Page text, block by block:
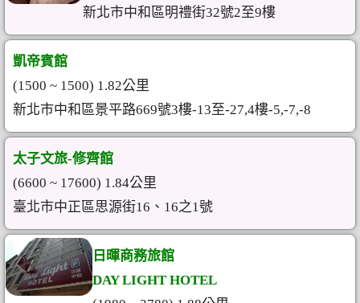
新北市中和區明禮街32號2至9樓
凱帝賓館
(1500 ~ 1500) 1.82公里
新北市中和區景平路669號3樓-13至-27,4樓-5,-7,-8
太子文旅-修齊館
(6600 ~ 17600) 1.84公里
臺北市中正區思源街16、16之1號
日暉商務旅館
DAY LIGHT HOTEL